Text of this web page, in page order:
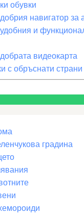
обувки
навигатор за
и
видеокарта
с обръснати страни
градина